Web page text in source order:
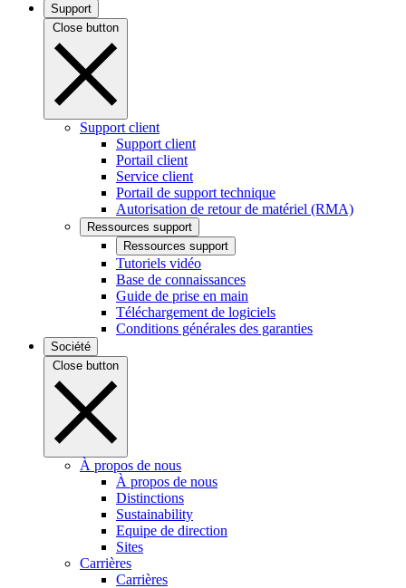
Support
Close button
Support client
Support client
Portail client
Service client
Portail de support technique
Autorisation de retour de matériel (RMA)
Ressources support
Ressources support
Tutoriels vidéo
Base de connaissances
Guide de prise en main
Téléchargement de logiciels
Conditions générales des garanties
Société
Close button
À propos de nous
À propos de nous
Distinctions
Sustainability
Equipe de direction
Sites
Carrières
Carrières